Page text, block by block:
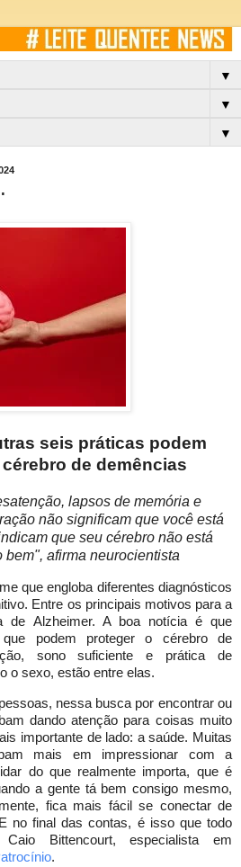
▼
▼
▼
seis práticas podem
de demências
lapsos de memória e
não significam que você está
que seu cérebro não está
bem", afirma neurocientista
que engloba diferentes diagnósticos
Entre os principais motivos para a
de Alzheimer. A boa notícia é que
podem proteger o cérebro de
sono suficiente e prática de
o sexo, estão entre elas.
nessa busca por encontrar ou
dando atenção para coisas muito
importante de lado: a saúde. Muitas
mais em impressionar com a
do que realmente importa, que é
a gente tá bem consigo mesmo,
fica mais fácil se conectar de
no final das contas, é isso que todo
Bittencourt, especialista em
.